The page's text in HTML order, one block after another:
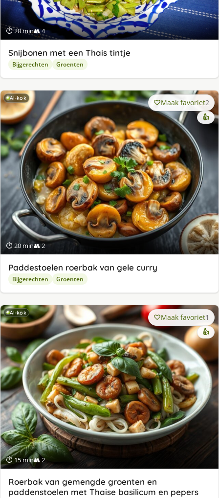
⏱ 20 min👥 4
Snijbonen met een Thais tintje
Bijgerechten Groenten
AI-kok
⏱ 20 min👥 2
Maak favoriet2
👍
Paddestoelen roerbak van gele curry
Bijgerechten Groenten
AI-kok
⏱ 15 min👥 2
Maak favoriet1
👍
Roerbak van gemengde groenten en
paddenstoelen met Thaise basilicum en pepers